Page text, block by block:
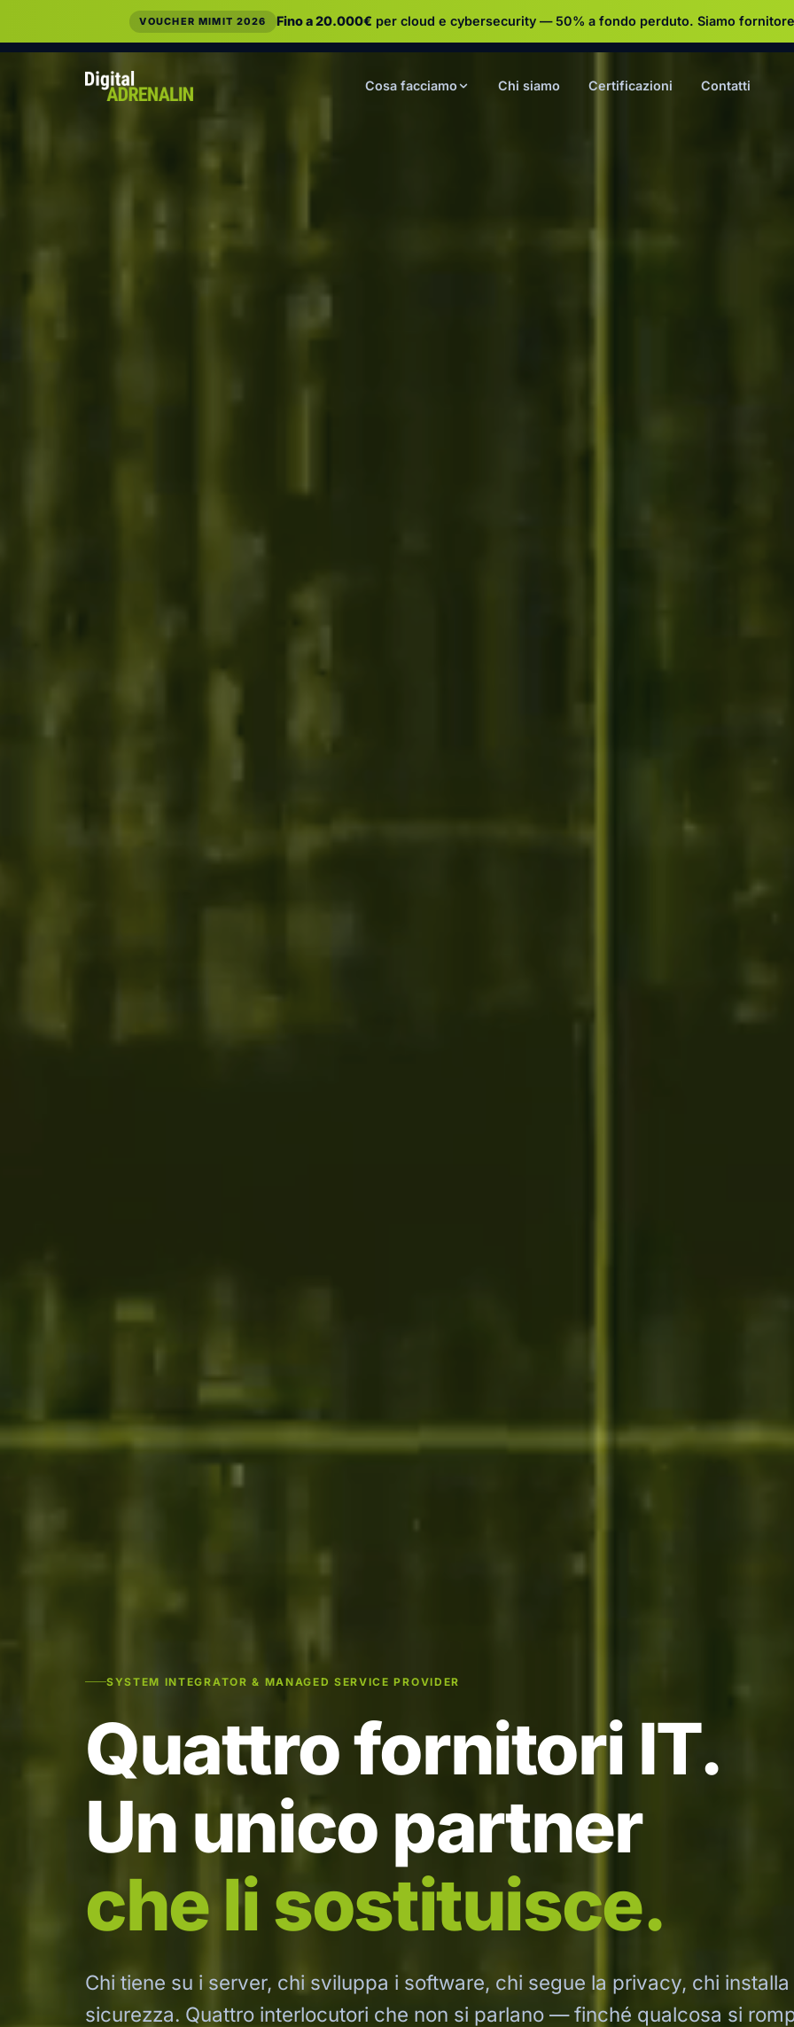
VOUCHER MIMIT 2026 Fino a 20.000€ per cloud e cybersecurity — 50% a fondo perduto. Siamo
Cosa facciamo Chi siamo Certificazioni Contatti
SYSTEM INTEGRATOR & MANAGED SERVICE PROVIDER
Quattro fornitori IT.
Un unico partner
che li sostituisce.
Chi tiene su i server, chi sviluppa i software, chi segue la privacy, chi installa
sicurezza. Quattro interlocutori che non si parlano — finché qualcosa si